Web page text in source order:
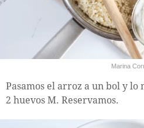
Marina
Pasamos el arroz a un bol y lo
2 huevos M. Reservamos.